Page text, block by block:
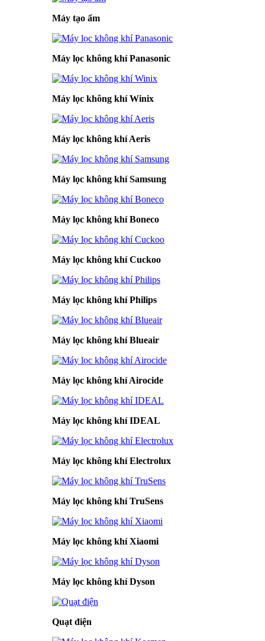
Máy tạo ẩm
Máy lọc không khí Panasonic
Máy lọc không khí Winix
Máy lọc không khí Aeris
Máy lọc không khí Samsung
Máy lọc không khí Boneco
Máy lọc không khí Cuckoo
Máy lọc không khí Philips
Máy lọc không khí Blueair
Máy lọc không khí Airocide
Máy lọc không khí IDEAL
Máy lọc không khí Electrolux
Máy lọc không khí TruSens
Máy lọc không khí Xiaomi
Máy lọc không khí Dyson
Quạt điện